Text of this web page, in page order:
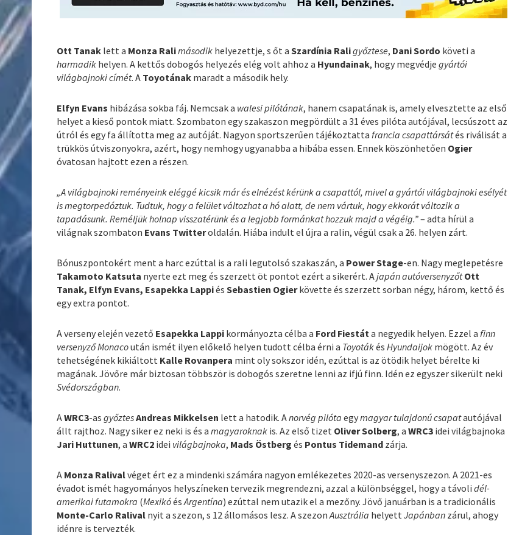
Ott Tanak lett a Monza Ralimásodik helyezettje, s őt aSzardínia Raligyőztese, Dani Sordo követi a
harmadik helyen. A kettős dobogós helyezés elég volt ahhoz a Hyundainak, hogy megvédjegyártói
világbajnoki címét. A Toyotának maradt a második hely.
Elfyn Evans hibázása sokba fáj. Nemcsak a walesi pilótának, hanem csapatának is, amely elvesztette az első
helyet a kieső pontok miatt. Szombaton egy szakaszon megpördült a 31 éves pilóta autójával, lecsúszott az
útról és egy fa állította meg az autóját. Nagyon sportszerűen tájékoztatta francia csapattársátés riválisát a
trükkös útviszonyokra, azért, hogy nemhogy ugyanabba a hibába essen. Ennek köszönhetően Ogier
óvatosan hajtott ezen a részen.
„A világbajnoki reményeink eléggé kicsik már és elnézést kérünk a csapattól, mivel a gyártói világbajnoki esélyét
is megtorpedóztuk. Tudtuk, hogy a felület változhat a hó alatt, de nem vártuk, hogy ekkorát változik a
tapadásunk. Reméljük holnap visszatérünk és a legjobb formánkat hozzuk majd a végéig.”– adta hírül a
világnak szombaton Evans Twitteroldalán. Hiába indult el újra a ralin, végül csak a 26. helyen zárt.
Bónuszpontokért ment a harc ezúttal is a rali legutolsó szakaszán, a Power Stage-en. Nagy meglepetésre
Takamoto Katsuta nyerte ezt meg és szerzett öt pontot ezért a sikerért. Ajapán autóversenyzőtOtt
Tanak, Elfyn Evans, Esapekka LappiésSebastien Ogierkövette és szerzett sorban négy, három, kettő és
egy extra pontot.
A verseny elején vezető Esapekka Lappi kormányozta célba a Ford Fiestát a negyedik helyen. Ezzel a finn
versenyzőMonacoután ismét ilyen előkelő helyen tudott célba érni a ToyotákésHyundaijok mögött. Az év
tehetségének kikiáltott Kalle Rovanpera mint oly sokszor idén, ezúttal is az ötödik helyet bérelte ki
magának. Jövőre már biztosan többször is dobogós szeretne lenni az ifjú finn. Idén ez egyszer sikerült neki
Svédországban.
AWRC3-asgyőztesAndreas Mikkelsen lett a hatodik. Anorvég pilóta egymagyar tulajdonú csapatautójával
állt rajthoz. Nagy siker ez neki is és amagyaroknak is. Az első tizet Oliver Solberg, aWRC3 idei világbajnoka
Jari Huttunen, aWRC2 idei világbajnoka, Mads Östberg és Pontus Tidemand zárja.
A Monza Ralivalvéget ért ez a mindenki számára nagyon emlékezetes 2020-as versenyszezon. A 2021-es
évadot ismét hagyományos helyszíneken tervezik megrendezni, azzal a különbséggel, hogy a távolidél-
amerikai futamokra (MexikóésArgentína) ezúttal nem utazik el a mezőny. Jövő januárban is a tradicionális
Monte-Carlo Ralival nyit a szezon, s 12 állomásos lesz. A szezonAusztrália helyettJapánban zárul, ahogy
idénre is tervezték.